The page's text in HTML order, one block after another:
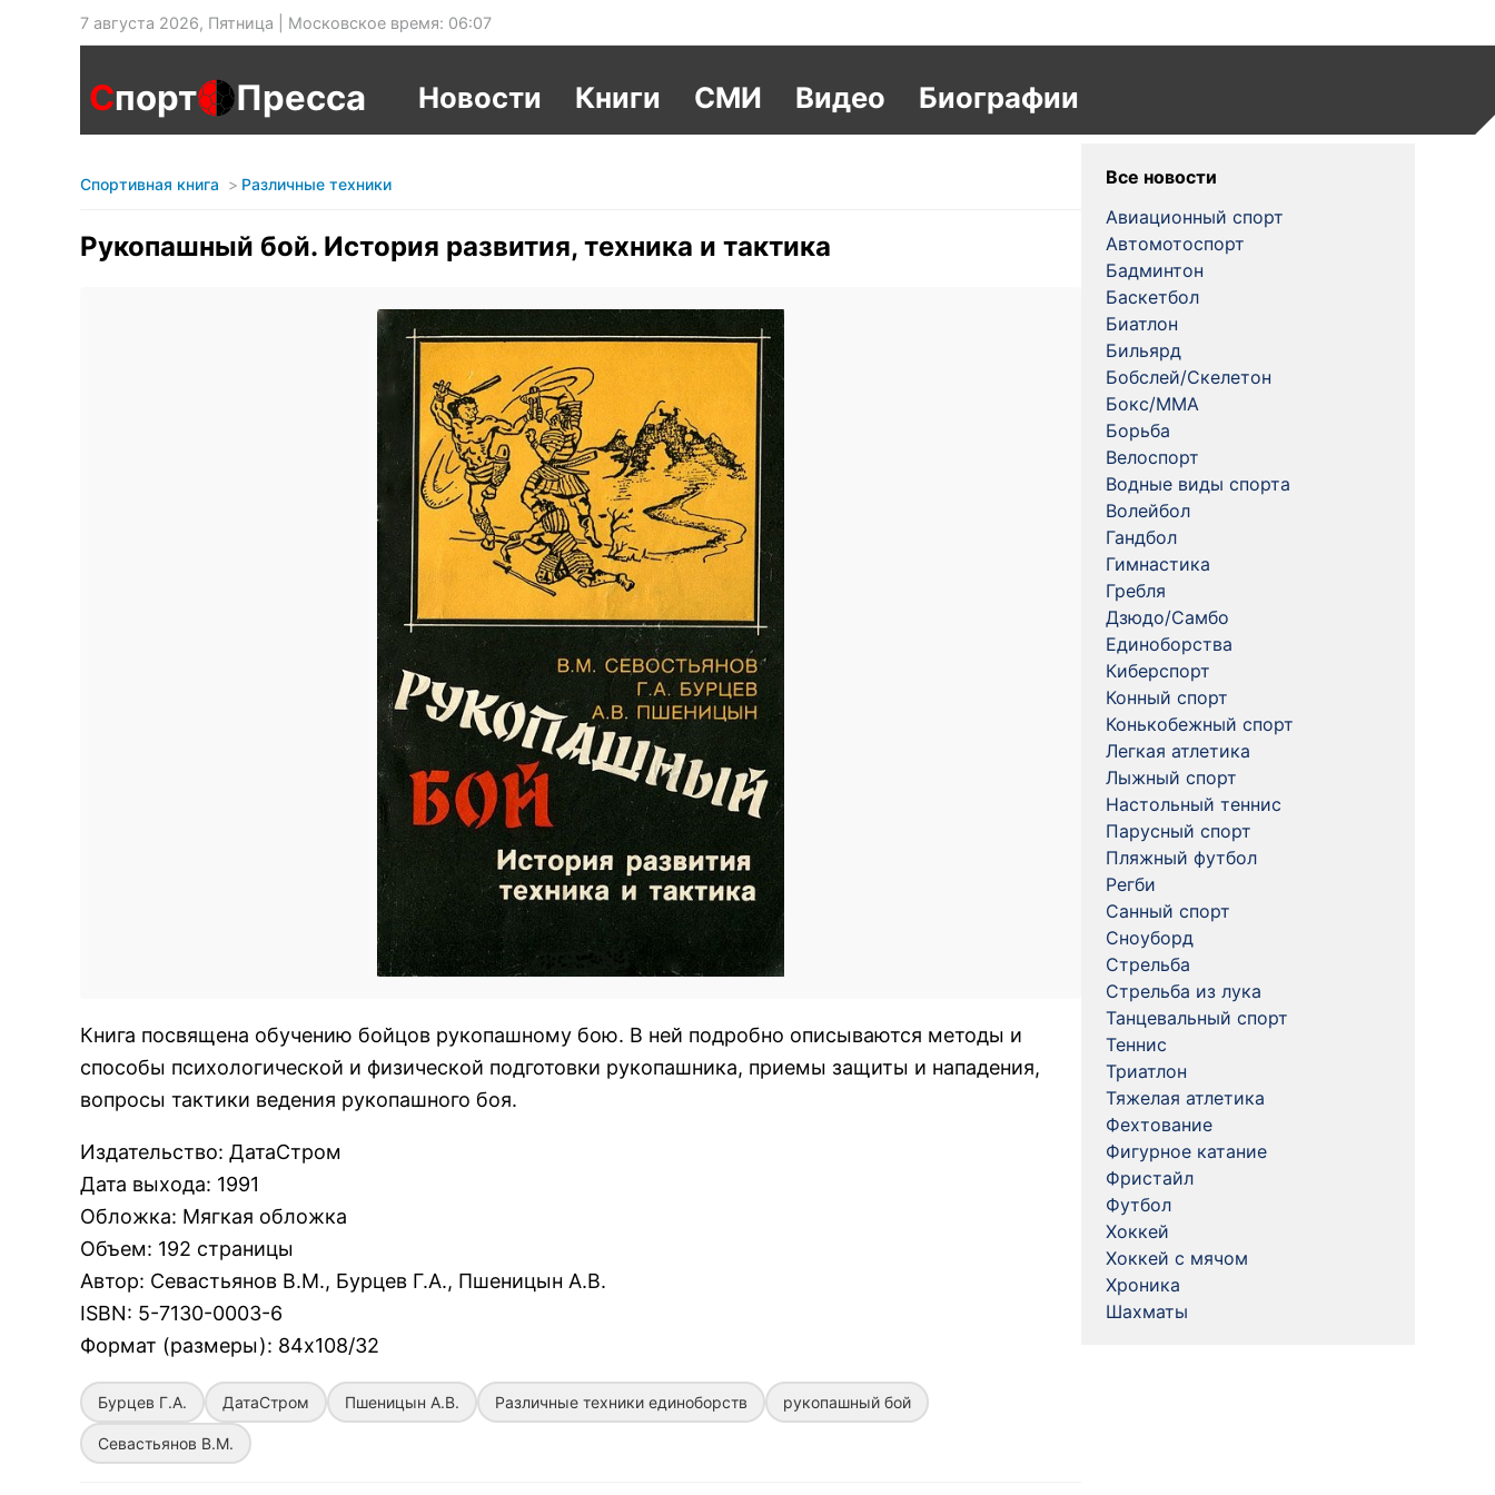
7 августа 2026, Пятница | Московское время: 06:07
Спорт Пресса Новости Книги СМИ Видео Биографии
Спортивная книга Различные техники
Рукопашный бой. История развития, техника и тактика
Книга посвящена обучению бойцов рукопашному бою. В ней подробно описываются методы и
способы психологической и физической подготовки рукопашника, приемы защиты и нападения,
вопросы тактики ведения рукопашного боя.
Издательство: ДатаСтром
Дата выхода: 1991
Обложка: Мягкая обложка
Объем: 192 страницы
Автор: Севастьянов В.М., Бурцев Г.А., Пшеницын А.В.
ISBN: 5-7130-0003-6
Формат (размеры): 84х108/32
Бурцев Г.А. ДатаСтром Пшеницын А.В. Различные техники единоборств рукопашный бой
Севастьянов В.М.
Все новости
Авиационный спорт
Автомотоспорт
Бадминтон
Баскетбол
Биатлон
Бильярд
Бобслей/Скелетон
Бокс/MMA
Борьба
Велоспорт
Водные виды спорта
Волейбол
Гандбол
Гимнастика
Гребля
Дзюдо/Самбо
Единоборства
Киберспорт
Конный спорт
Конькобежный спорт
Легкая атлетика
Лыжный спорт
Настольный теннис
Парусный спорт
Пляжный футбол
Регби
Санный спорт
Сноуборд
Стрельба
Стрельба из лука
Танцевальный спорт
Теннис
Триатлон
Тяжелая атлетика
Фехтование
Фигурное катание
Фристайл
Футбол
Хоккей
Хоккей с мячом
Хроника
Шахматы